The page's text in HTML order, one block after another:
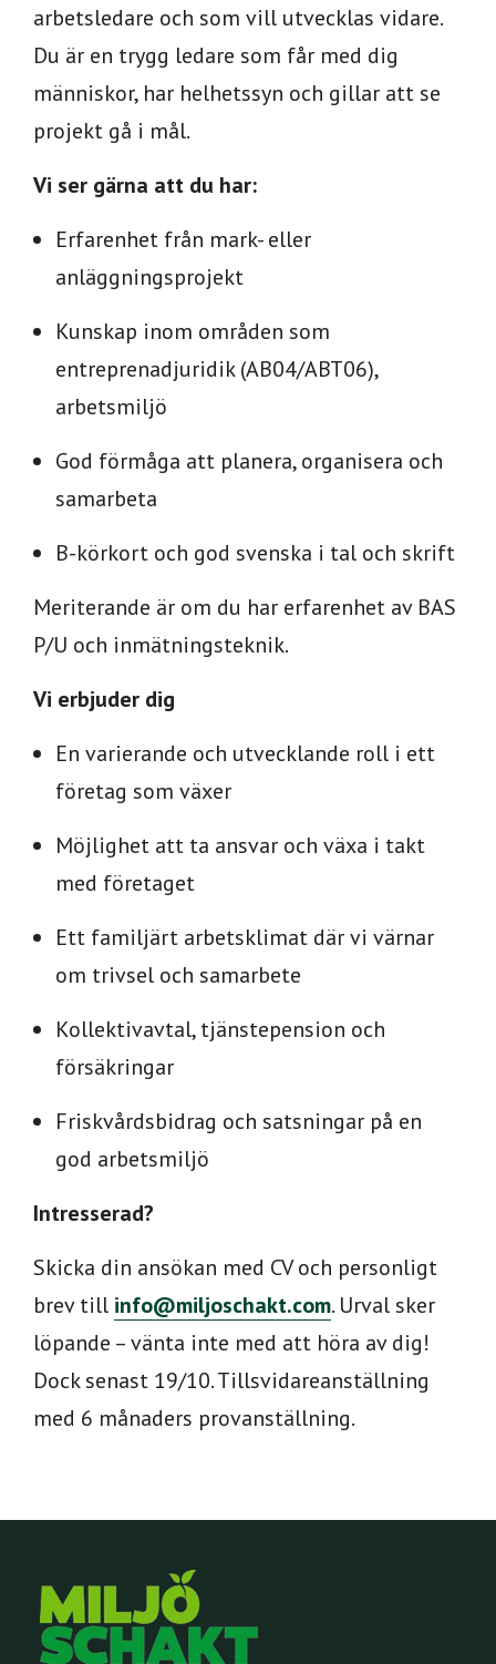
arbetsledare och som vill utvecklas vidare.
Du är en trygg ledare som får med dig
människor, har helhetssyn och gillar att se
projekt gå i mål.
Vi ser gärna att du har:
Erfarenhet från mark- eller
anläggningsprojekt
Kunskap inom områden som
entreprenadjuridik (AB04/ABT06),
arbetsmiljö
God förmåga att planera, organisera och
samarbeta
B-körkort och god svenska i tal och skrift
Meriterande är om du har erfarenhet av BAS
P/U och inmätningsteknik.
Vi erbjuder dig
En varierande och utvecklande roll i ett
företag som växer
Möjlighet att ta ansvar och växa i takt
med företaget
Ett familjärt arbetsklimat där vi värnar
om trivsel och samarbete
Kollektivavtal, tjänstepension och
försäkringar
Friskvårdsbidrag och satsningar på en
god arbetsmiljö
Intresserad?
Skicka din ansökan med CV och personligt
brev till info@miljoschakt.com. Urval sker
löpande – vänta inte med att höra av dig!
Dock senast 19/10. Tillsvidareanställning
med 6 månaders provanställning.